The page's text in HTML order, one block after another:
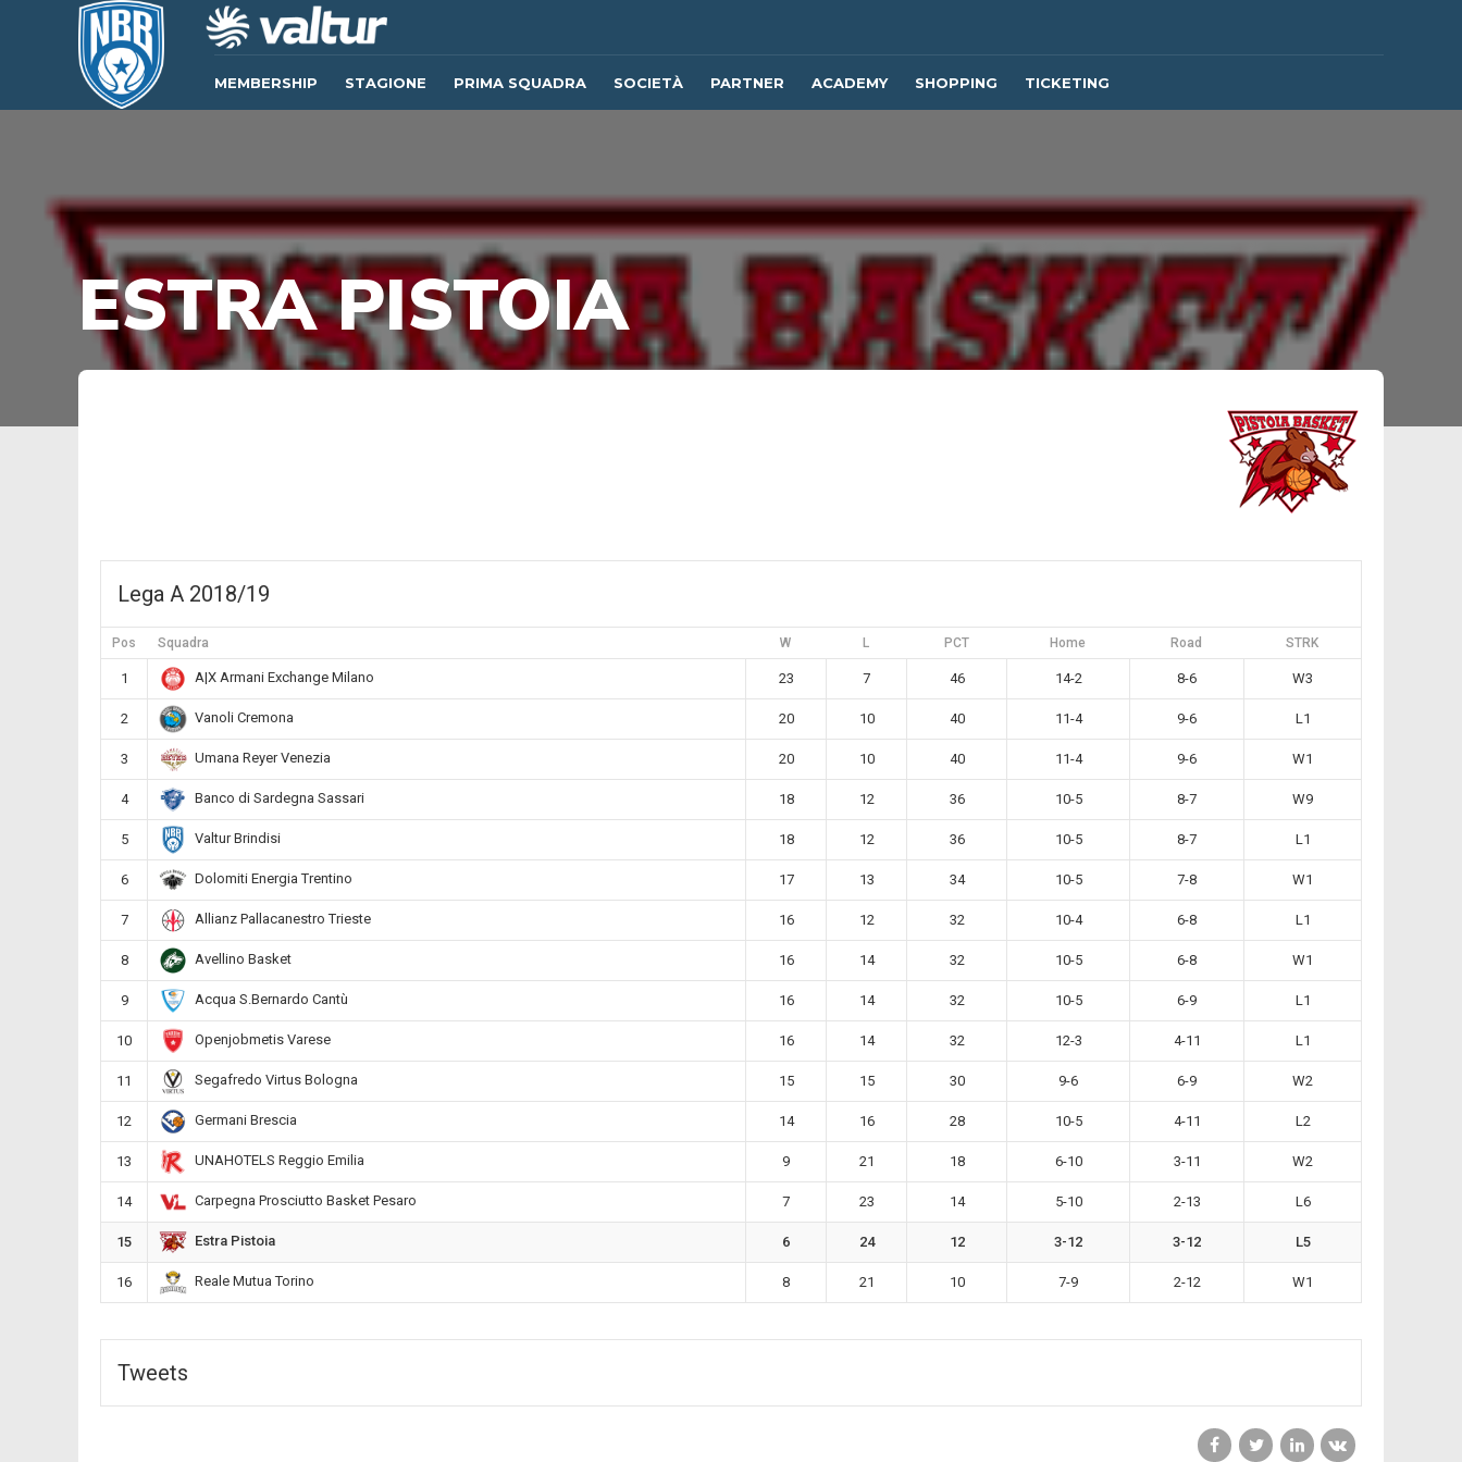
MEMBERSHIP STAGIONE PRIMA SQUADRA SOCIETÀ PARTNER ACADEMY SHOPPING TICKETING
ESTRA PISTOIA
Lega A 2018/19
Pos Squadra W L PCT Home Road STRK
1 A|X Armani Exchange Milano 23 7 46 14-2 8-6 W3
2 Vanoli Cremona 20 10 40 11-4 9-6 L1
3 Umana Reyer Venezia 20 10 40 11-4 9-6 W1
4 Banco di Sardegna Sassari 18 12 36 10-5 8-7 W9
5 Valtur Brindisi 18 12 36 10-5 8-7 L1
6 Dolomiti Energia Trentino 17 13 34 10-5 7-8 W1
7 Allianz Pallacanestro Trieste 16 12 32 10-4 6-8 L1
8 Avellino Basket 16 14 32 10-5 6-8 W1
9 Acqua S.Bernardo Cantù 16 14 32 10-5 6-9 L1
10 Openjobmetis Varese 16 14 32 12-3 4-11 L1
11 Segafredo Virtus Bologna 15 15 30 9-6 6-9 W2
12 Germani Brescia 14 16 28 10-5 4-11 L2
13 UNAHOTELS Reggio Emilia 9 21 18 6-10 3-11 W2
14 Carpegna Prosciutto Basket Pesaro 7 23 14 5-10 2-13 L6
15 Estra Pistoia 6 24 12 3-12 3-12 L5
16 Reale Mutua Torino 8 21 10 7-9 2-12 W1
Tweets